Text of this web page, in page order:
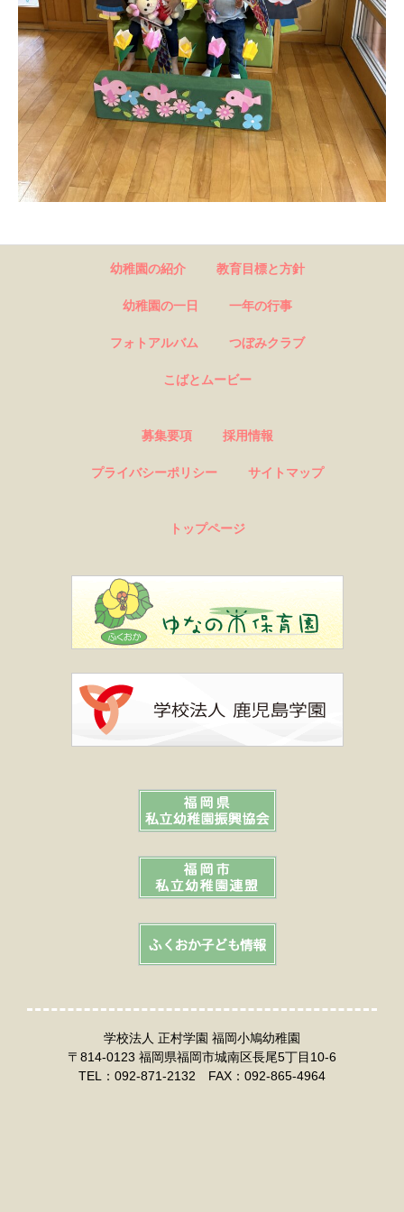
幼稚園の紹介 教育目標と方針
幼稚園の一日 一年の行事
フォトアルバム つぼみクラブ
こばとムービー
募集要項 採用情報
プライバシーポリシー サイトマップ
トップページ
学校法人 正村学園 福岡小鳩幼稚園
〒814-0123 福岡県福岡市城南区長尾5丁目10-6
TEL：092-871-2132 FAX：092-865-4964